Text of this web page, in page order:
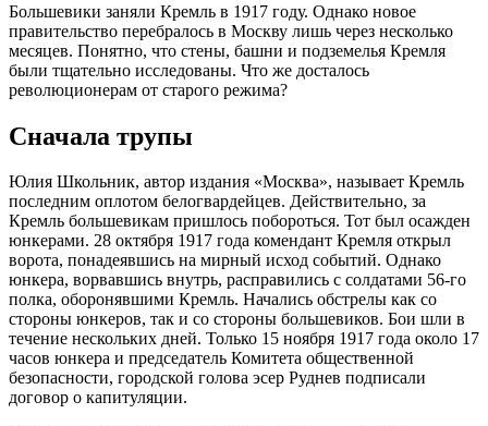
Большевики заняли Кремль в 1917 году. Однако новое
правительство перебралось в Москву лишь через несколько
месяцев. Понятно, что стены, башни и подземелья Кремля
были тщательно исследованы. Что же досталось
революционерам от старого режима?
Сначала трупы
Юлия Школьник, автор издания «Москва», называет Кремль
последним оплотом белогвардейцев. Действительно, за
Кремль большевикам пришлось побороться. Тот был осажден
юнкерами. 28 октября 1917 года комендант Кремля открыл
ворота, понадеявшись на мирный исход событий. Однако
юнкера, ворвавшись внутрь, расправились с солдатами 56-го
полка, оборонявшими Кремль. Начались обстрелы как со
стороны юнкеров, так и со стороны большевиков. Бои шли в
течение нескольких дней. Только 15 ноября 1917 года около 17
часов юнкера и председатель Комитета общественной
безопасности, городской голова эсер Руднев подписали
договор о капитуляции.